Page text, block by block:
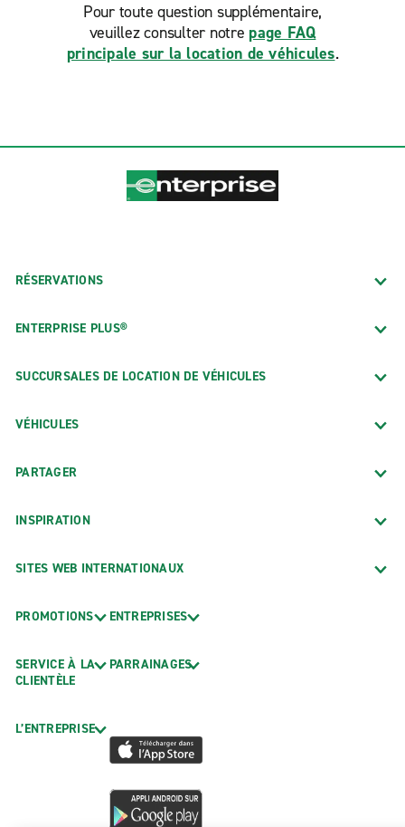
Pour toute question supplémentaire,
veuillez consulter notre page FAQ
principale sur la location de véhicules.
RÉSERVATIONS
ENTERPRISE PLUS®
SUCCURSALES DE LOCATION DE VÉHICULES
VÉHICULES
PARTAGER
INSPIRATION
SITES WEB INTERNATIONAUX
PROMOTIONS
SERVICE À LA
CLIENTÈLE
L’ENTREPRISE
ENTREPRISES
PARRAINAGES